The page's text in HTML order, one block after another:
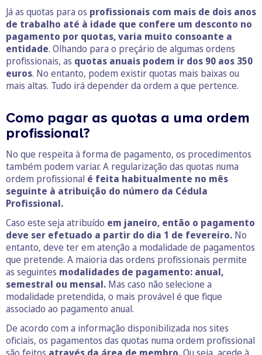
Já as quotas para os profissionais com mais de dois anos
de trabalho até à idade que confere um desconto no
pagamento por quotas, varia muito consoante a
entidade. Olhando para o preçário de algumas ordens
profissionais, as quotas anuais podem ir dos 90 aos 350
euros. No entanto, podem existir quotas mais baixas ou
mais altas. Tudo irá depender da ordem a que pertence.
Como pagar as quotas a uma ordem
profissional?
No que respeita à forma de pagamento, os procedimentos
também podem variar. A regularização das quotas numa
ordem profissional é feita habitualmente no mês
seguinte à atribuição do número da Cédula
Profissional.
Caso este seja atribuído em janeiro, então o pagamento
deve ser efetuado a partir do dia 1 de fevereiro. No
entanto, deve ter em atenção a modalidade de pagamentos
que pretende. A maioria das ordens profissionais permite
as seguintes modalidades de pagamento: anual,
semestral ou mensal. Mas caso não selecione a
modalidade pretendida, o mais provável é que fique
associado ao pagamento anual.
De acordo com a informação disponibilizada nos sites
oficiais, os pagamentos das quotas numa ordem profissional